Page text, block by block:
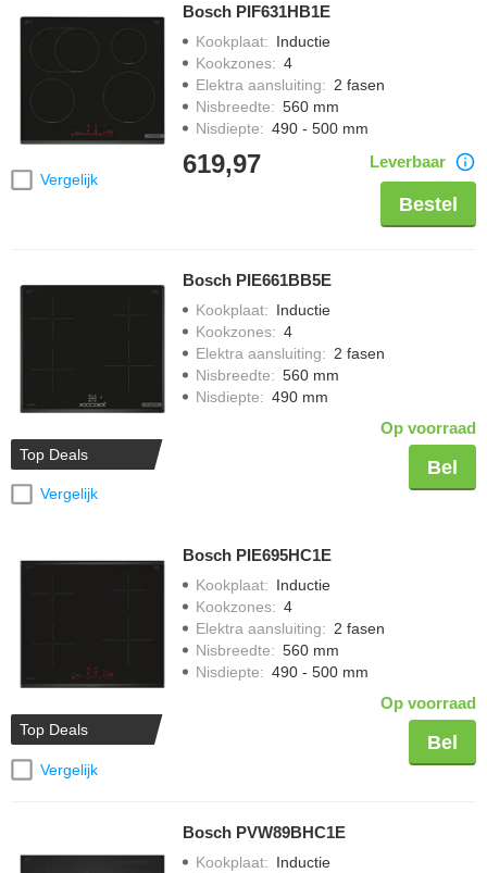
Vergelijk
Bosch PIF631HB1E
Kookplaat: Inductie
Kookzones: 4
Elektra aansluiting: 2 fasen
Nisbreedte: 560 mm
Nisdiepte: 490 - 500 mm
619,97 Leverbaar
Bestel
Top Deals
Vergelijk
Bosch PIE661BB5E
Kookplaat: Inductie
Kookzones: 4
Elektra aansluiting: 2 fasen
Nisbreedte: 560 mm
Nisdiepte: 490 mm
Op voorraad
Bel
Top Deals
Vergelijk
Bosch PIE695HC1E
Kookplaat: Inductie
Kookzones: 4
Elektra aansluiting: 2 fasen
Nisbreedte: 560 mm
Nisdiepte: 490 - 500 mm
Op voorraad
Bel
Bosch PVW89BHC1E
Kookplaat: Inductie